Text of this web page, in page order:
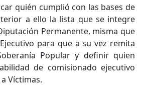
quién cumplió con las bases de
a ello la lista que se integre
Permanente, misma que
para que a su vez remita
Popular y definir quien
de comisionado ejecutivo
Víctimas.